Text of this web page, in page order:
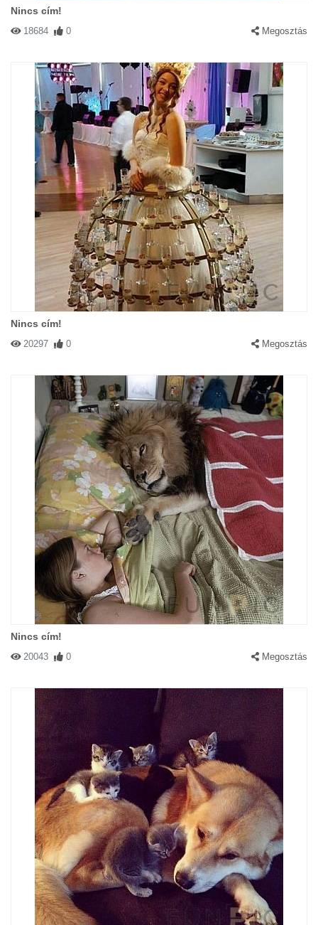
Nincs cím!
18684 0 Megosztás
Nincs cím!
20297 0 Megosztás
Nincs cím!
20043 0 Megosztás